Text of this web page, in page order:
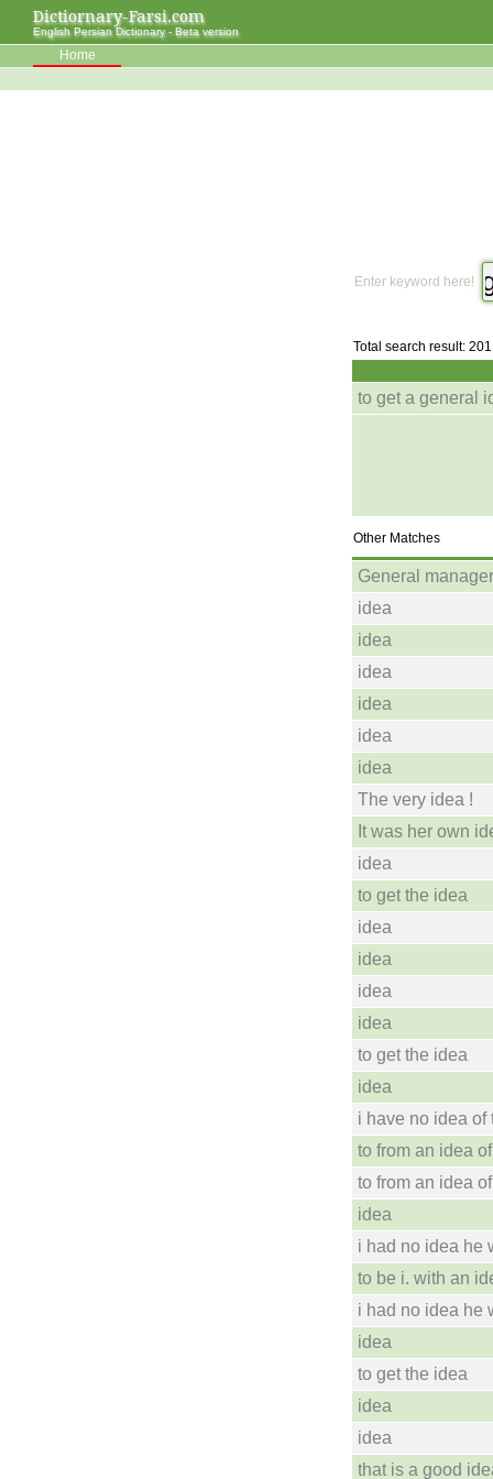
Dictiornary-Farsi.com
English Persian Dictionary - Beta version
Home
Enter keyword here!
Total search result:
to get a general
Other Matches
General
idea
idea
idea
idea
idea
idea
The very idea !
It was her own
idea
to get the idea
idea
idea
idea
idea
to get the idea
idea
i have no idea of
to from an idea
to from an idea
idea
i had no idea he
to be i. with an
i had no idea he
idea
to get the idea
idea
idea
that is a good